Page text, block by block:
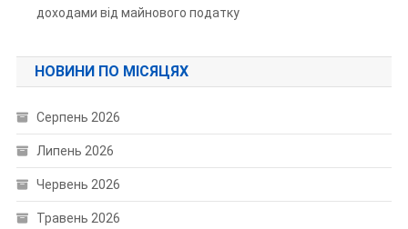
доходами від майнового податку
НОВИНИ ПО МІСЯЦЯХ
Серпень 2026
Липень 2026
Червень 2026
Травень 2026